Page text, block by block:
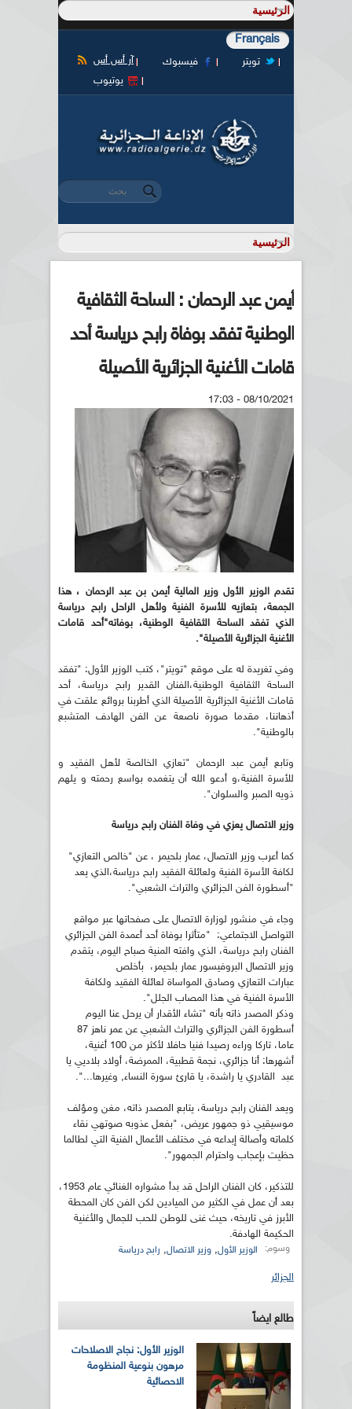
Français
آر أس أس فيسبوك
تويتر
يوتيوب
استمارة البحث
‏بحث ‏
أيمن عبد الرحمان : الساحة الثقافية
الوطنية تفقد بوفاة رابح درياسة أحد
قامات الأغنية الجزائرية الأصيلة
08/10/2021 - 17:03
تقدم الوزير الأول وزير المالية أيمن بن عبد الرحمان ، هذا
الجمعة، بتعازيه للأسرة الفنية ولأهل الراحل رابح درياسة
الذي تفقد الساحة الثقافية الوطنية، بوفاته"أحد قامات
الأغنية الجزائرية الأصيلة".
وفي تغريدة له على موقع "تويتر"، كتب الوزير الأول: "تفقد
الساحة الثقافية الوطنية،الفنان القدير رابح درياسة، أحد
قامات الأغنية الجزائرية الأصيلة الذي أطربنا بروائع علقت في
أذهاننا، مقدما صورة ناصعة عن الفن الهادف المتشبع
بالوطنية".
وتابع أيمن عبد الرحمان "تعازي الخالصة لأهل الفقيد و
للأسرة الفنية،و أدعو الله أن يتغمده بواسع رحمته و يلهم
ذويه الصبر والسلوان".
وزير الاتصال يعزي في وفاة الفنان رابح درياسة
كما أعرب وزير الاتصال، عمار بلحيمر ، عن "خالص التعازي"
لكافة الأسرة الفنية ولعائلة الفقيد رابح درياسة،الذي يعد
"أسطورة الفن الجزائري والتراث الشعبي".
وجاء في منشور لوزارة الاتصال على صفحاتها عبر مواقع
التواصل الاجتماعي: "متأثرا بوفاة أحد أعمدة الفن الجزائري
الفنان رابح درياسة، الذي وافته المنية صباح اليوم، يتقدم
وزير الاتصال البروفيسور عمار بلحيمر، بأخلص
عبارات التعازي وصادق المواساة لعائلة الفقيد ولكافة
الأسرة الفنية في هذا المصاب الجلل".
وذكر المصدر ذاته بأنه "تشاء الأقدار أن يرحل عنا اليوم
أسطورة الفن الجزائري والتراث الشعبي عن عمر ناهز 87
عاما، تاركا وراءه رصيدا فنيا حافلا لأكثر من 100 أغنية،
أشهرها: أنا جزائري، نجمة قطبية، الممرضة، أولاد بلاديي يا
عبد القادري يا راشدة، يا قارئ سورة النساء, وغيرها...".
ويعد الفنان رابح درياسة، يتابع المصدر ذاته، مغن ومؤلف
موسيقيي ذو جمهور عريض، "بفعل عذوبه صوتهي نقاء
كلماته وأصالة إبداعه في مختلف الأعمال الفنية التي لطالما
حظيت بإعجاب واحترام الجمهور".
للتذكير، كان الفنان الراحل قد بدأ مشواره الغنائي عام 1953،
بعد أن عمل في الكثير من الميادين لكن الفن كان المحطة
الأبرز في تاريخه، حيث غنى للوطن للحب للجمال والأغنية
الحكيمة الهادفة.
وسوم: الوزير الأول, وزير الاتصال, رابح درياسة
الجزائر
طالع ايضاً
الوزير الأول: نجاح الاصلاحات
مرهون بنوعية المنظومة
الاحصائية